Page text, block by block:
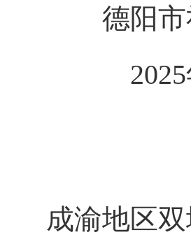
社会科
5
成渝地区